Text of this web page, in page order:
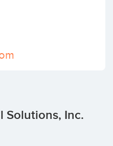
Solutions, Inc.